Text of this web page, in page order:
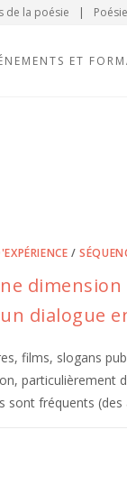
de la poésie |
ET
/
dialogue
films, slogans
particulièrement
sont fréquents